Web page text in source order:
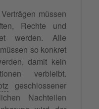
müssen
Rechte und
werden. Alle
so konkret
damit kein
verbleibt.
geschlossener
Nachteilen